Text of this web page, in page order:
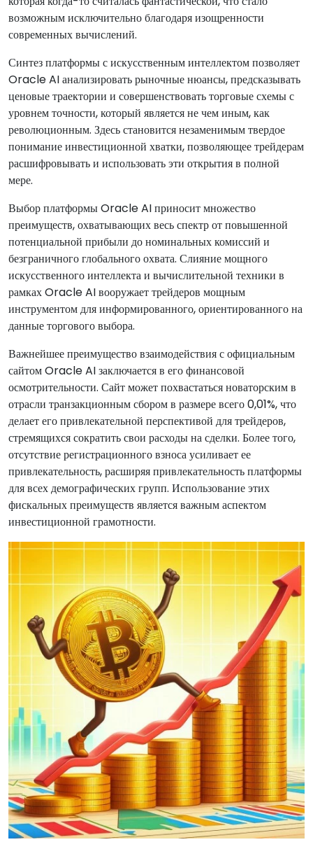
возможным исключительно благодаря изощренности
современных вычислений.
Синтез платформы с искусственным интеллектом позволяет
Oracle AI анализировать рыночные нюансы, предсказывать
ценовые траектории и совершенствовать торговые схемы с
уровнем точности, который является не чем иным, как
революционным. Здесь становится незаменимым твердое
понимание инвестиционной хватки, позволяющее трейдерам
расшифровывать и использовать эти открытия в полной
мере.
Выбор платформы Oracle AI приносит множество
преимуществ, охватывающих весь спектр от повышенной
потенциальной прибыли до номинальных комиссий и
безграничного глобального охвата. Слияние мощного
искусственного интеллекта и вычислительной техники в
рамках Oracle AI вооружает трейдеров мощным
инструментом для информированного, ориентированного на
данные торгового выбора.
Важнейшее преимущество взаимодействия с официальным
сайтом Oracle AI заключается в его финансовой
осмотрительности. Сайт может похвастаться новаторским в
отрасли транзакционным сбором в размере всего 0,01%, что
делает его привлекательной перспективой для трейдеров,
стремящихся сократить свои расходы на сделки. Более того,
отсутствие регистрационного взноса усиливает ее
привлекательность, расширяя привлекательность платформы
для всех демографических групп. Использование этих
фискальных преимуществ является важным аспектом
инвестиционной грамотности.